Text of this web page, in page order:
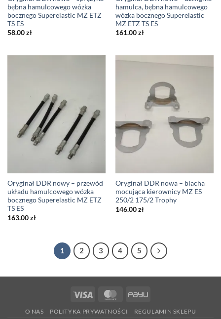
bębna hamulcowego wózka
bocznego Superelastic MZ ETZ
TS ES
58.00zł
hamulca, bębna hamulcowego
wózka bocznego Superelastic
MZ ETZ TS ES
161.00zł
Oryginał DDR nowy – przewód
układu hamulcowego wózka
bocznego Superelastic MZ ETZ
TS ES
163.00zł
Oryginał DDR nowa – blacha
mocująca kierownicy MZ ES
250/2 175/2 Trophy
146.00zł
1 2 3 4 5
Visa MasterCardPayU
O NAS POLITYKA PRYWATNOŚCI REGULAMIN SKLEPU